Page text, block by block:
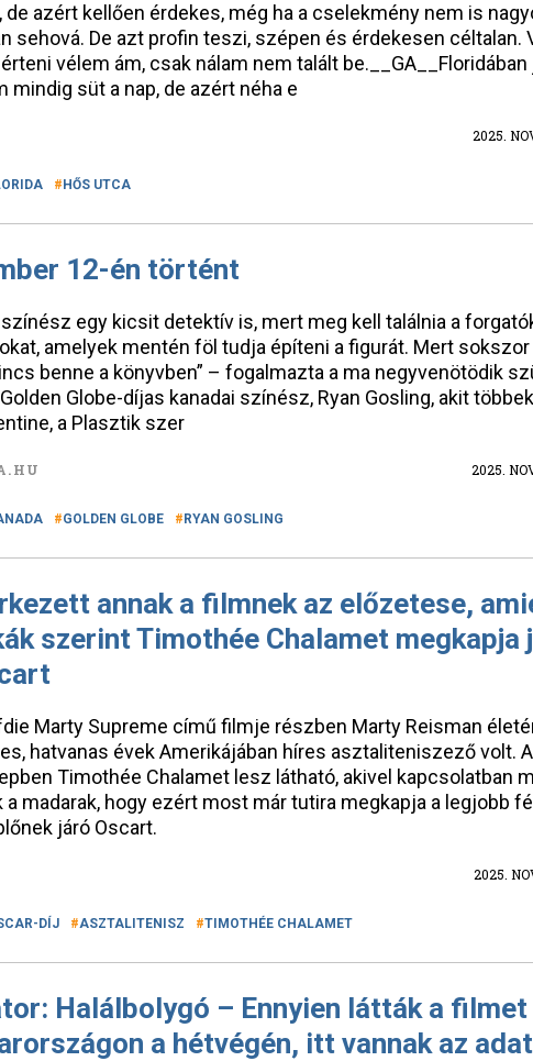
de azért kellően érdekes, még ha a cselekmény nem is
sehová. De azt profin teszi, szépen és érdekesen céltalan.
vélem ám, csak nálam nem talált be.__GA__Floridában
mindig süt a nap, de azért néha e
2025.
HŐS UTCA
12-én történt
színész egy kicsit detektív is, mert meg kell találnia a
amelyek mentén föl tudja építeni a figurát. Mert sokszor
benne a könyvben” – fogalmazta a ma negyvenötödik
Globe-díjas kanadai színész, Ryan Gosling, akit
a Plasztik szer
2025.
GOLDEN GLOBE RYAN GOSLING
annak a filmnek az előzetese,
szerint Timothée Chalamet megkapja
Marty Supreme című filmje részben Marty Reisman
hatvanas évek Amerikájában híres asztaliteniszező volt. A
Timothée Chalamet lesz látható, akivel kapcsolatban
a madarak, hogy ezért most már tutira megkapja a legjobb
járó Oscart.
2025.
DÍJ ASZTALITENISZ TIMOTHÉE CHALAMET
Halálbolygó – Ennyien látták a filmet
a hétvégén, itt vannak az